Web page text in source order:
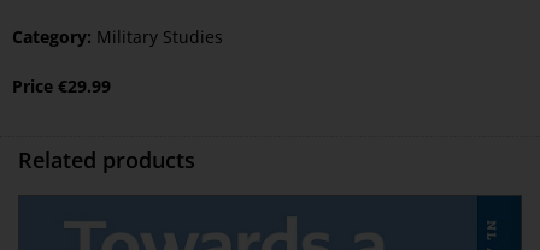
Category: Military Studies
Price €29.99
Related products